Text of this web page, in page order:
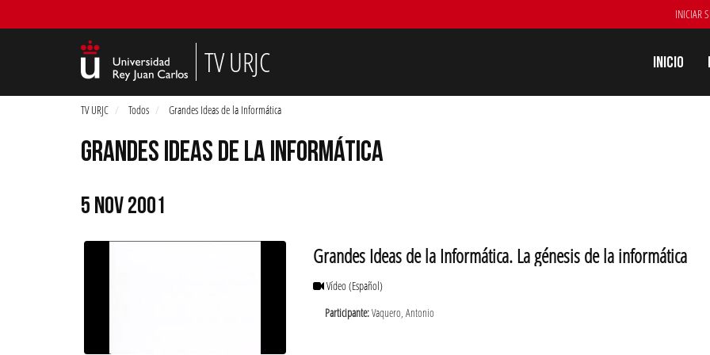
INICIAR
TV URJC Inicio
TV URJC Todos Grandes Ideas de la Informática
GRANDES IDEAS DE LA INFORMÁTICA
5 NOV 2001
Grandes Ideas de la Informática. La génesis de la informática
Vídeo(Español)
Participante:Vaquero, Antonio